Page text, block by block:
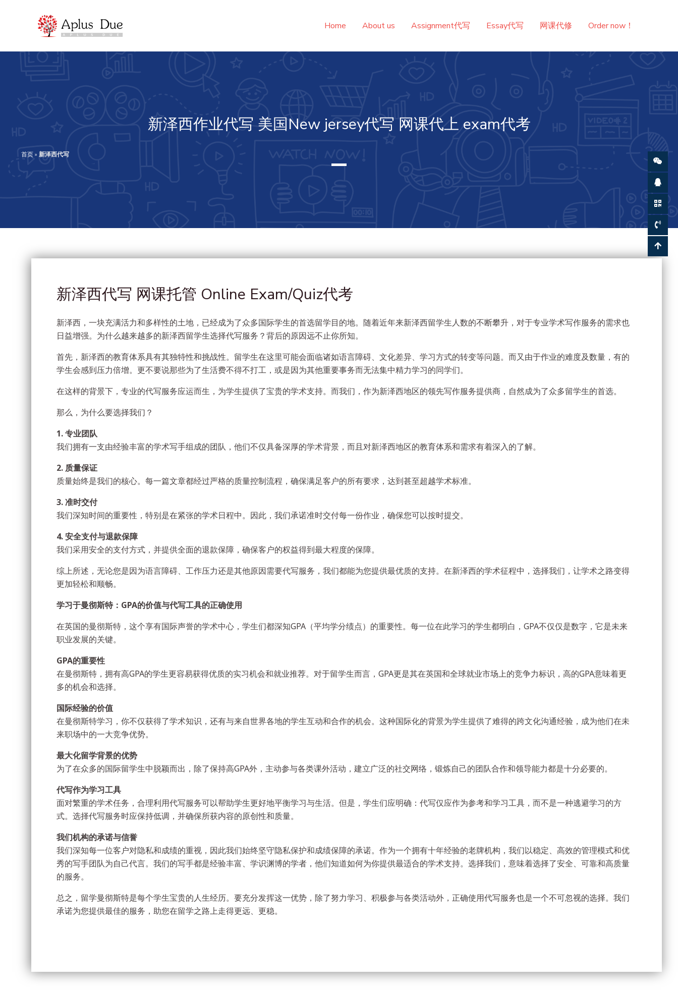
容
Home About us Assignment代写 Essay代写 网课代修 Order now！
新泽西作业代写 美国New jersey代写 网课代上 exam代考
首页» 新泽西代写
新泽西代写 网课托管 Online Exam/Quiz代考
新泽西，一块充满活力和多样性的土地，已经成为了众多国际学生的首选留学目的地。随着近年来新泽西留学生人数的不断攀升，对于专业学术写作服务的需求也
日益增强。为什么越来越多的新泽西留学生选择代写服务？背后的原因远不止你所知。
首先，新泽西的教育体系具有其独特性和挑战性。留学生在这里可能会面临诸如语言障碍、文化差异、学习方式的转变等问题。而又由于作业的难度及数量，有的
学生会感到压力倍增。更不要说那些为了生活费不得不打工，或是因为其他重要事务而无法集中精力学习的同学们。
在这样的背景下，专业的代写服务应运而生，为学生提供了宝贵的学术支持。而我们，作为新泽西地区的领先写作服务提供商，自然成为了众多留学生的首选。
那么，为什么要选择我们？
1. 专业团队
我们拥有一支由经验丰富的学术写手组成的团队，他们不仅具备深厚的学术背景，而且对新泽西地区的教育体系和需求有着深入的了解。
2. 质量保证
质量始终是我们的核心。每一篇文章都经过严格的质量控制流程，确保满足客户的所有要求，达到甚至超越学术标准。
3. 准时交付
我们深知时间的重要性，特别是在紧张的学术日程中。因此，我们承诺准时交付每一份作业，确保您可以按时提交。
4. 安全支付与退款保障
我们采用安全的支付方式，并提供全面的退款保障，确保客户的权益得到最大程度的保障。
综上所述，无论您是因为语言障碍、工作压力还是其他原因需要代写服务，我们都能为您提供最优质的支持。在新泽西的学术征程中，选择我们，让学术之路变得
更加轻松和顺畅。
学习于曼彻斯特：GPA的价值与代写工具的正确使用
在英国的曼彻斯特，这个享有国际声誉的学术中心，学生们都深知GPA（平均学分绩点）的重要性。每一位在此学习的学生都明白，GPA不仅仅是数字，它是未来
职业发展的关键。
GPA的重要性
在曼彻斯特，拥有高GPA的学生更容易获得优质的实习机会和就业推荐。对于留学生而言，GPA更是其在英国和全球就业市场上的竞争力标识，高的GPA意味着更
多的机会和选择。
国际经验的价值
在曼彻斯特学习，你不仅获得了学术知识，还有与来自世界各地的学生互动和合作的机会。这种国际化的背景为学生提供了难得的跨文化沟通经验，成为他们在未
来职场中的一大竞争优势。
最大化留学背景的优势
为了在众多的国际留学生中脱颖而出，除了保持高GPA外，主动参与各类课外活动，建立广泛的社交网络，锻炼自己的团队合作和领导能力都是十分必要的。
代写作为学习工具
面对繁重的学术任务，合理利用代写服务可以帮助学生更好地平衡学习与生活。但是，学生们应明确：代写仅应作为参考和学习工具，而不是一种逃避学习的方
式。选择代写服务时应保持低调，并确保所获内容的原创性和质量。
我们机构的承诺与信誉
我们深知每一位客户对隐私和成绩的重视，因此我们始终坚守隐私保护和成绩保障的承诺。作为一个拥有十年经验的老牌机构，我们以稳定、高效的管理模式和优
秀的写手团队为自己代言。我们的写手都是经验丰富、学识渊博的学者，他们知道如何为你提供最适合的学术支持。选择我们，意味着选择了安全、可靠和高质量
的服务。
总之，留学曼彻斯特是每个学生宝贵的人生经历。要充分发挥这一优势，除了努力学习、积极参与各类活动外，正确使用代写服务也是一个不可忽视的选择。我们
承诺为您提供最佳的服务，助您在留学之路上走得更远、更稳。